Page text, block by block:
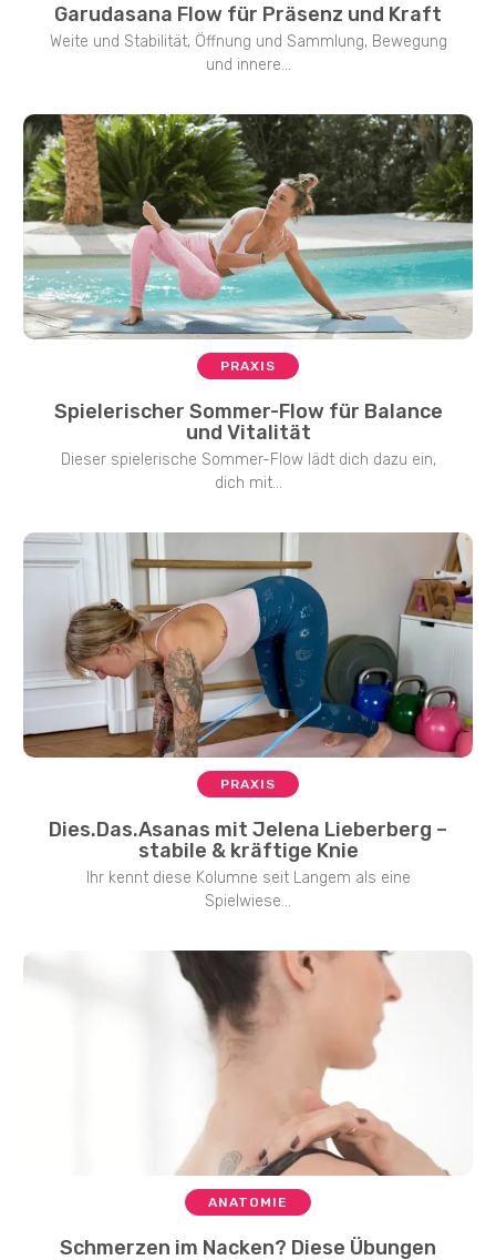
Garudasana Flow für Präsenz und Kraft
Weite und Stabilität, Öffnung und Sammlung, Bewegung
und innere...
PRAXIS
Spielerischer Sommer-Flow für Balance
und Vitalität
Dieser spielerische Sommer-Flow lädt dich dazu ein,
dich mit...
PRAXIS
Dies.Das.Asanas mit Jelena Lieberberg –
stabile & kräftige Knie
Ihr kennt diese Kolumne seit Langem als eine
Spielwiese...
ANATOMIE
Schmerzen im Nacken? Diese Übungen